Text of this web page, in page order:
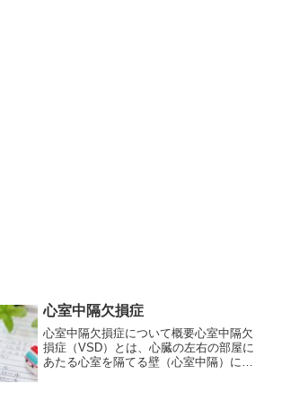
心室中隔欠損症
心室中隔欠損症について概要心室中隔欠
損症（VSD）とは、心臓の左右の部屋に
あたる心室を隔てる壁（心室中隔）に穴